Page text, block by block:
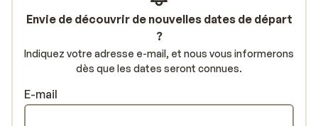
Envie de découvrir de nouvelles dates de départ
?
Indiquez votre adresse e-mail, et nous vous informerons
dès que les dates seront connues.
E-mail